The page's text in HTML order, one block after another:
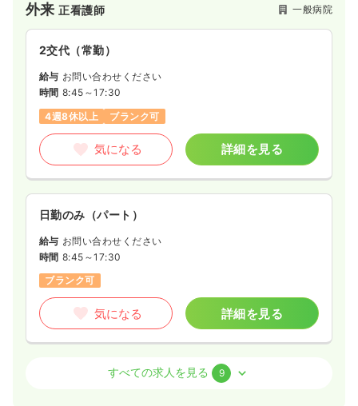
外来正看護師 一般病院
2交代（常勤）
給与 お問い合わせください
時間 8:45～17:30
4週8休以上
ブランク可
気になる 詳細を見る
日勤のみ（パート）
給与 お問い合わせください
時間 8:45～17:30
ブランク可
気になる 詳細を見る
すべての求人を見る 9